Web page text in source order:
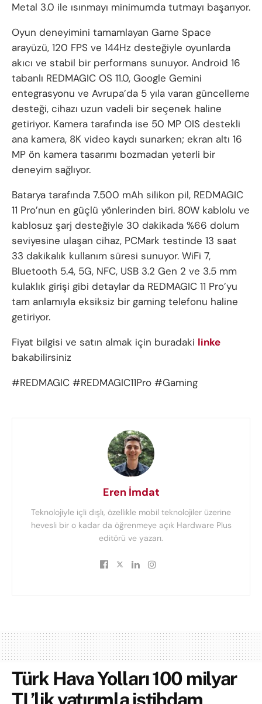
Metal 3.0 ile ısınmayı minimumda tutmayı başarıyor.
Oyun deneyimini tamamlayan Game Space
arayüzü, 120 FPS ve 144Hz desteğiyle oyunlarda
akıcı ve stabil bir performans sunuyor. Android 16
tabanlı REDMAGIC OS 11.0, Google Gemini
entegrasyonu ve Avrupa’da 5 yıla varan güncelleme
desteği, cihazı uzun vadeli bir seçenek haline
getiriyor. Kamera tarafında ise 50 MP OIS destekli
ana kamera, 8K video kaydı sunarken; ekran altı 16
MP ön kamera tasarımı bozmadan yeterli bir
deneyim sağlıyor.
Batarya tarafında 7.500 mAh silikon pil, REDMAGIC
11 Pro’nun en güçlü yönlerinden biri. 80W kablolu ve
kablosuz şarj desteğiyle 30 dakikada %66 dolum
seviyesine ulaşan cihaz, PCMark testinde 13 saat
33 dakikalık kullanım süresi sunuyor. WiFi 7,
Bluetooth 5.4, 5G, NFC, USB 3.2 Gen 2 ve 3.5 mm
kulaklık girişi gibi detaylar da REDMAGIC 11 Pro’yu
tam anlamıyla eksiksiz bir gaming telefonu haline
getiriyor.
Fiyat bilgisi ve satın almak için buradaki linke
bakabilirsiniz
#REDMAGIC #REDMAGIC11Pro #Gaming
Eren İmdat
Teknolojiyle içli dışlı, özellikle mobil teknolojiler üzerine
hevesli bir o kadar da öğrenmeye açık Hardware Plus
editörü ve yazarı.
Türk Hava Yolları 100 milyar